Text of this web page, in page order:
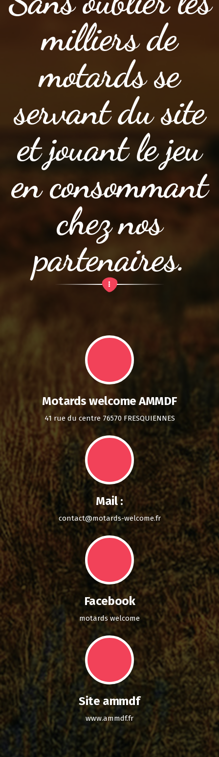
milliers de
motards se
servant du site
et jouant le jeu
en consommant
chez nos
partenaires.
Motards welcome AMMDF
41 rue du centre 76570 FRESQUIENNES
Mail :
contact@motards-welcome.fr
Facebook
motards welcome
Site ammdf
www.ammdf.fr